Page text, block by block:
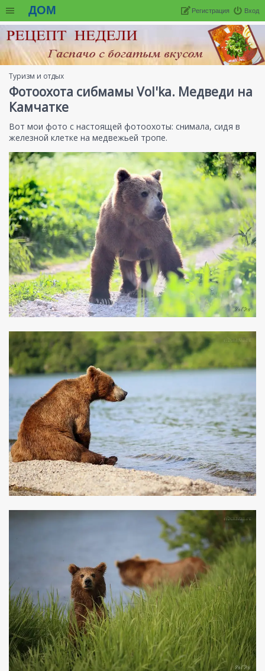
ДОМ Вход
Регистрация
Туризм и отдых
Фотоохота сибмамы Vol'ka. Медведи на
Камчатке
Вот мои фото с настоящей фотоохоты: снимала, сидя в
железной клетке на медвежьей тропе.